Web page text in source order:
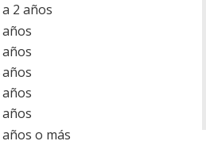
a 2 años
años
años
años o más